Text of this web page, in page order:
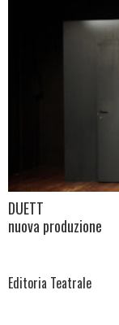
DUETT
nuova produzione
Editoria Teatrale